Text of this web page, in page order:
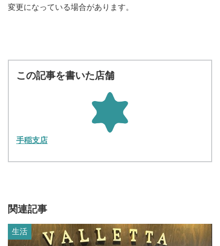
変更になっている場合があります。
この記事を書いた店舗
手稲支店
関連記事
生活